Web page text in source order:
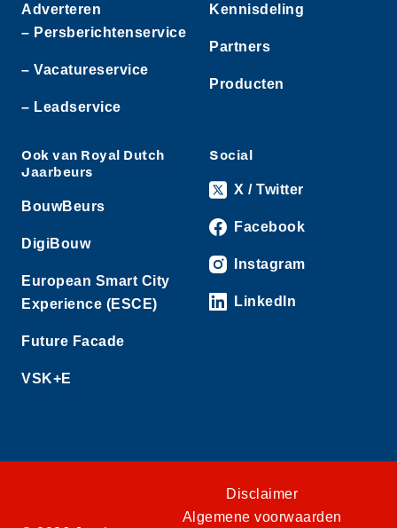
Adverteren
– Persberichtenservice
– Vacatureservice
– Leadservice
Kennisdeling
Partners
Producten
Ook van Royal Dutch
Jaarbeurs
BouwBeurs
DigiBouw
European Smart City
Experience (ESCE)
Future Facade
VSK+E
Social
X / Twitter
Facebook
Instagram
LinkedIn
Disclaimer
Algemene voorwaarden